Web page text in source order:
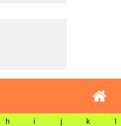
h i j k l